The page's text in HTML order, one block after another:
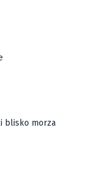
blisko morza